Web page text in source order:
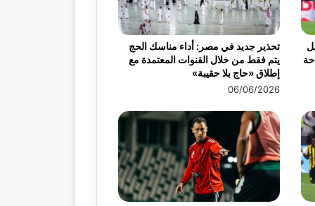
تحذير جديد في مصر: أداء مناسك الحج
يتم فقط من خلال القنوات المعتمدة مع
إطلاق «حاج بلا حقيبة»
06/06/2026
30 أبريل